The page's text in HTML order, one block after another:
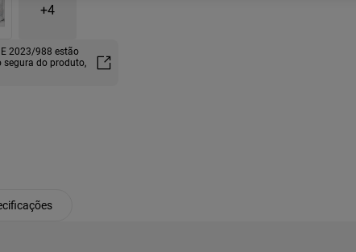
+4
2023/988 estão
segura do produto,